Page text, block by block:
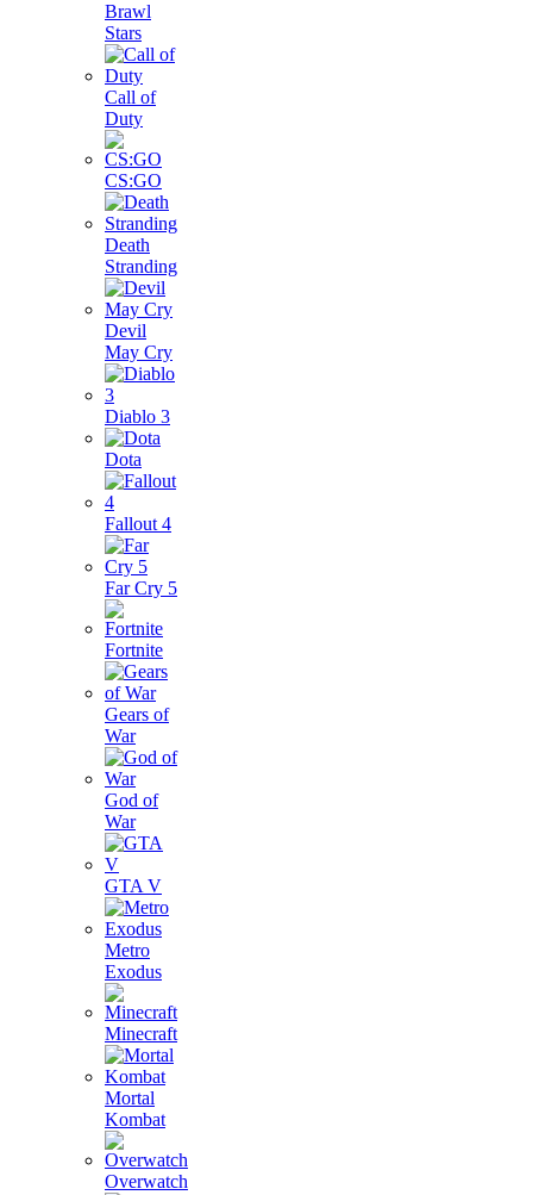
Brawl
Stars
Call of
Duty
CS:GO
Death
Stranding
Devil
May Cry
Diablo 3
Dota
Fallout 4
Far Cry 5
Fortnite
Gears of
War
God of
War
GTA V
Metro
Exodus
Minecraft
Mortal
Kombat
Overwatch